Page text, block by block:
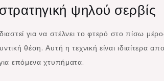
ψηλού σερβίς
για να στέλνει το φτερό στο πίσω
θέση. Αυτή η τεχνική είναι ιδιαίτερα
επόμενα χτυπήματα.